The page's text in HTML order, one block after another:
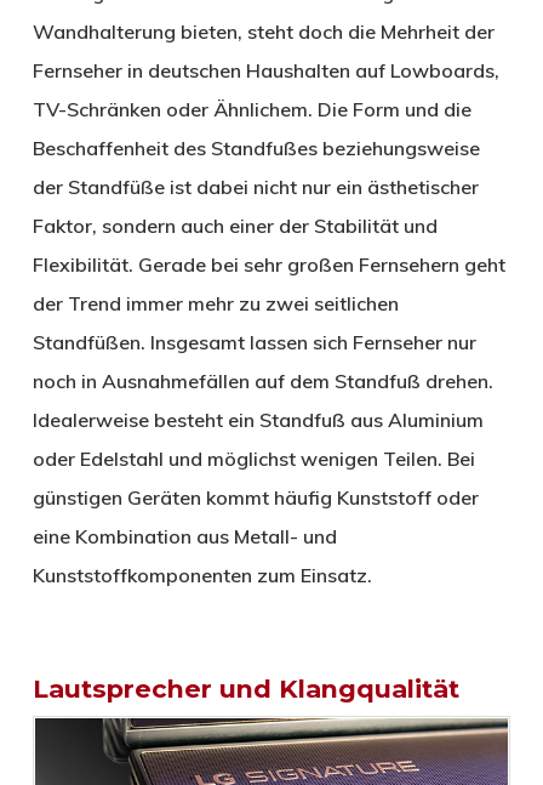
Wandhalterung bieten, steht doch die Mehrheit der
Fernseher in deutschen Haushalten auf Lowboards,
TV-Schränken oder Ähnlichem. Die Form und die
Beschaffenheit des Standfußes beziehungsweise
der Standfüße ist dabei nicht nur ein ästhetischer
Faktor, sondern auch einer der Stabilität und
Flexibilität. Gerade bei sehr großen Fernsehern geht
der Trend immer mehr zu zwei seitlichen
Standfüßen. Insgesamt lassen sich Fernseher nur
noch in Ausnahmefällen auf dem Standfuß drehen.
Idealerweise besteht ein Standfuß aus Aluminium
oder Edelstahl und möglichst wenigen Teilen. Bei
günstigen Geräten kommt häufig Kunststoff oder
eine Kombination aus Metall- und
Kunststoffkomponenten zum Einsatz.
Lautsprecher und Klangqualität